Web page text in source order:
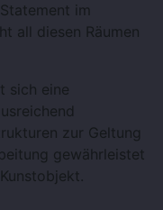
im
all diesen Räumen
sich eine
zur Geltung
gewährleistet